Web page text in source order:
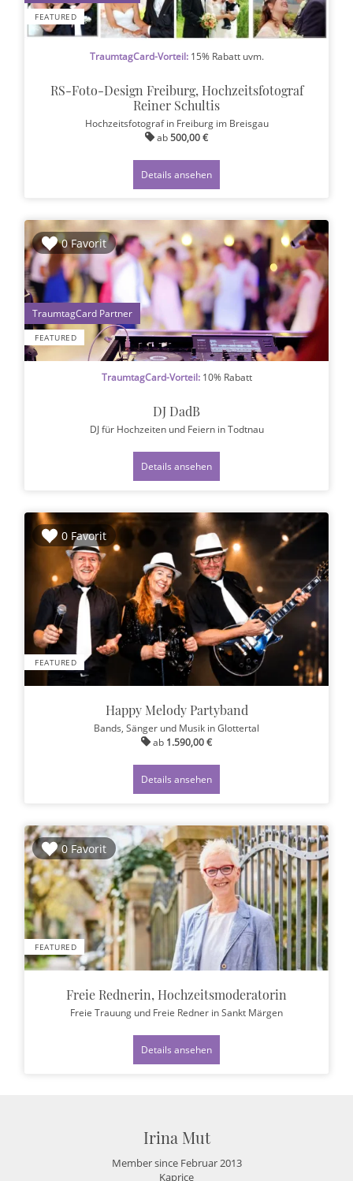
FEATURED
TraumtagCard-Vorteil:15% Rabatt uvm.
RS-Foto-Design Freiburg, Hochzeitsfotograf
Reiner Schultis
Hochzeitsfotografin Freiburg im Breisgau
ab500,00 €
Details ansehen
0 Favorit
FEATURED
1
TraumtagCard-Vorteil:10% Rabatt
DJ DadB
DJ für Hochzeiten und Feiern in Todtnau
Details ansehen
0 Favorit
FEATURED
Happy Melody Partyband
Bands, Sänger und Musik in Glottertal
ab 1.590,00 €
Details ansehen
0 Favorit
FEATURED
Freie Rednerin, Hochzeitsmoderatorin
Freie Trauung und Freie Redner in Sankt Märgen
Details ansehen
Irina Mut
Member since Februar 2013
Kaprice